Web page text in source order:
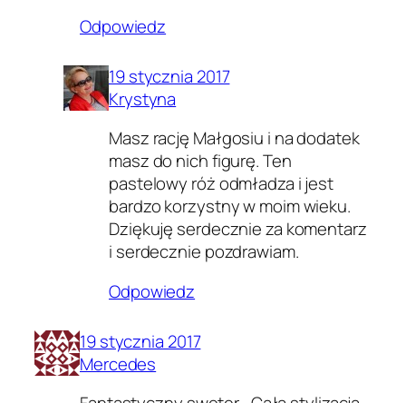
Odpowiedz
19 stycznia 2017
Krystyna
Masz rację Małgosiu i na dodatek
masz do nich figurę. Ten
pastelowy róż odmładza i jest
bardzo korzystny w moim wieku.
Dziękuję serdecznie za komentarz
i serdecznie pozdrawiam.
Odpowiedz
19 stycznia 2017
Mercedes